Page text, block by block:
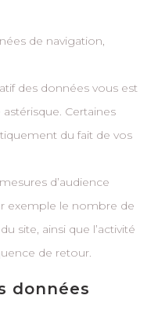
de navigation,
des données vous est
Certaines
du fait de vos
d’audience
exemple le nombre de
site, ainsi que l’activité
de retour.
données